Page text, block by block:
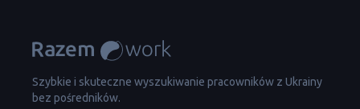
Szybkie i skuteczne wyszukiwanie pracowników z Ukrainy
bez pośredników.